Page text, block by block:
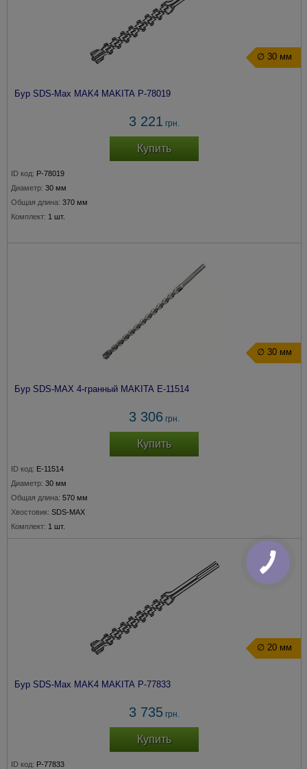
∅ 30 мм
Бур SDS-Max MAK4 MAKITA P-78019
3 221 грн.
Купить
ID код: P-78019
Диаметр: 30 мм
Общая длина: 370 мм
Комплект: 1 шт.
∅ 30 мм
Бур SDS-MAX 4-гранный MAKITA E-11514
3 306 грн.
Купить
ID код: E-11514
Диаметр: 30 мм
Общая длина: 570 мм
Хвостовик: SDS-MAX
Комплект: 1 шт.
∅ 20 мм
Бур SDS-Max MAK4 MAKITA P-77833
3 735 грн.
Купить
ID код: P-77833